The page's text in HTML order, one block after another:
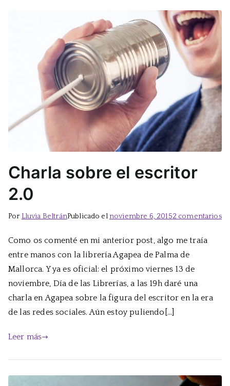
Charla sobre el escritor
2.0
Por Lluvia BeltránPublicado el noviembre 6, 20152 comentariosen
Como os comenté en mi anterior post, algo me traía
entre manos con la librería Agapea de Palma de
Mallorca. Y ya es oficial: el próximo viernes 13 de
noviembre, Día de las Librerías, a las 19h daré una
charla en Agapea sobre la figura del escritor en la era
de las redes sociales. Aún estoy puliendo[…]
Leer más